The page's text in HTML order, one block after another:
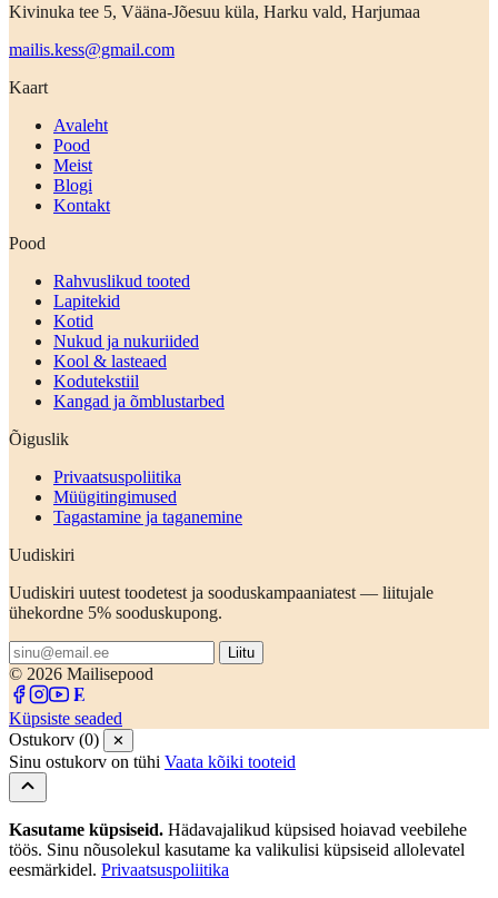
Kivinuka tee 5, Vääna-Jõesuu küla, Harku vald, Harjumaa
mailis.kess@gmail.com
Kaart
Avaleht
Pood
Meist
Blogi
Kontakt
Pood
Rahvuslikud tooted
Lapitekid
Kotid
Nukud ja nukuriided
Kool & lasteaed
Kodutekstiil
Kangad ja õmblustarbed
Õiguslik
Privaatsuspoliitika
Müügitingimused
Tagastamine ja taganemine
Uudiskiri
Uudiskiri uutest toodetest ja sooduskampaaniatest — liitujale
ühekordne 5% sooduskupong.
Liitu
© 2026 Mailisepood
Küpsiste seaded
Ostukorv (0)
✕
Sinu ostukorv on tühi Vaata kõiki tooteid
Kasutame küpsiseid. Hädavajalikud küpsised hoiavad veebilehe
töös. Sinu nõusolekul kasutame ka valikulisi küpsiseid allolevatel
eesmärkidel. Privaatsuspoliitika